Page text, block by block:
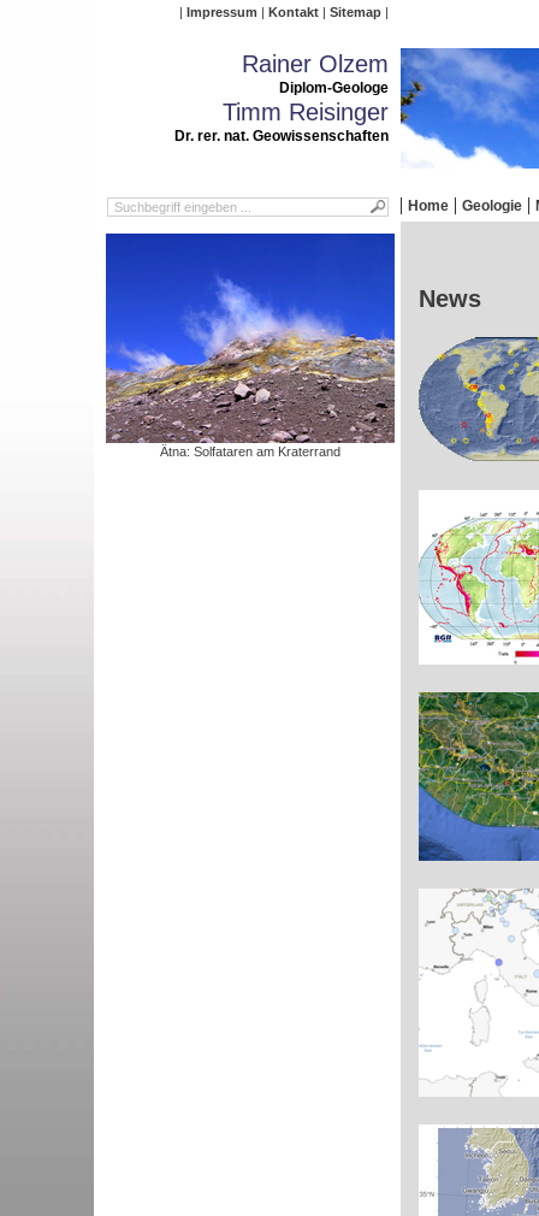
Impressum Kontakt Sitemap
Rainer Olzem
Diplom-Geologe
Timm Reisinger
Dr. rer. nat. Geowissenschaften
Home Geologie
Ätna: Solfataren am Kraterrand
News